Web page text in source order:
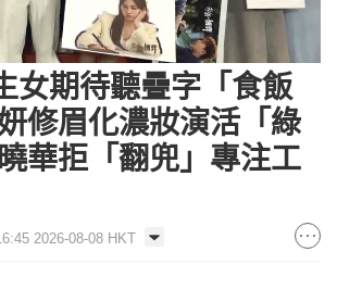
女期待聽疊字「食飯
修眉化濃妝演活「綠
華拒「翻兜」專注工
2026-08-08 HKT